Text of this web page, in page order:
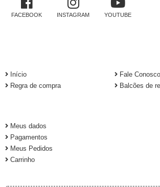
FACEBOOK INSTAGRAM YOUTUBE
Início
Fale Conosco
Regra de compra
Balcões de
Meus dados
Pagamentos
Meus Pedidos
Carrinho